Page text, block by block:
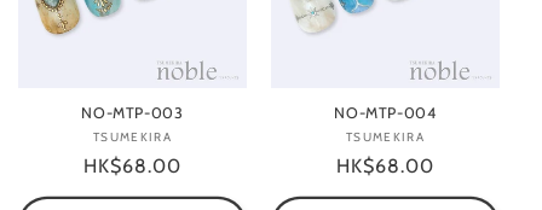
NO-MTP-003
廠
商：
TSUMEKIRA
定
價
HK$68.00
NO-MTP-004
廠
商：
TSUMEKIRA
定
價
HK$68.00